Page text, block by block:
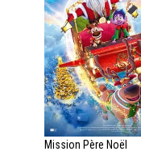
Mission Père Noël